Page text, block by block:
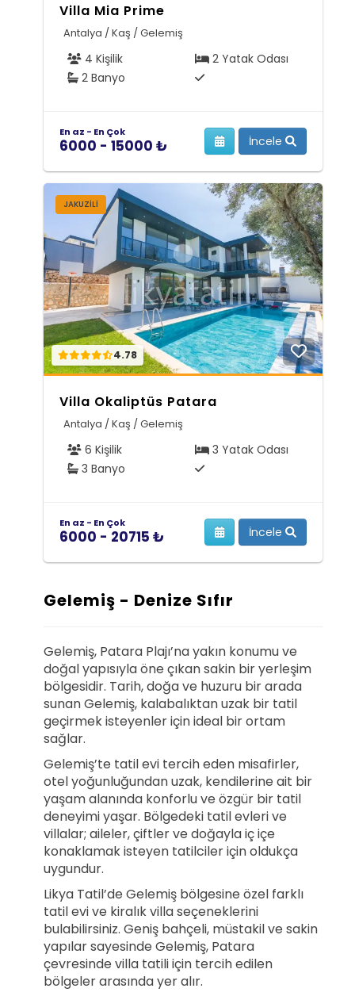
Villa Mia Prime
Antalya / Kaş / Gelemiş
4 Kişilik
2 Yatak Odası
2 Banyo
En az - En Çok
6000 - 15000 ₺ İncele
JAKUZILI
4.78
Villa Okaliptüs Patara
Antalya / Kaş / Gelemiş
6 Kişilik
3 Yatak Odası
3 Banyo
En az - En Çok
6000 - 20715 ₺ İncele
Gelemiş - Denize Sıfır
Gelemiş, Patara Plajı’na yakın konumu ve
doğal yapısıyla öne çıkan sakin bir yerleşim
bölgesidir. Tarih, doğa ve huzuru bir arada
sunan Gelemiş, kalabalıktan uzak bir tatil
geçirmek isteyenler için ideal bir ortam
sağlar.
Gelemiş’te tatil evi tercih eden misafirler,
otel yoğunluğundan uzak, kendilerine ait bir
yaşam alanında konforlu ve özgür bir tatil
deneyimi yaşar. Bölgedeki tatil evleri ve
villalar; aileler, çiftler ve doğayla iç içe
konaklamak isteyen tatilciler için oldukça
uygundur.
Likya Tatil’de Gelemiş bölgesine özel farklı
tatil evi ve kiralık villa seçeneklerini
bulabilirsiniz. Geniş bahçeli, müstakil ve sakin
yapılar sayesinde Gelemiş, Patara
çevresinde villa tatili için tercih edilen
bölgeler arasında yer alır.